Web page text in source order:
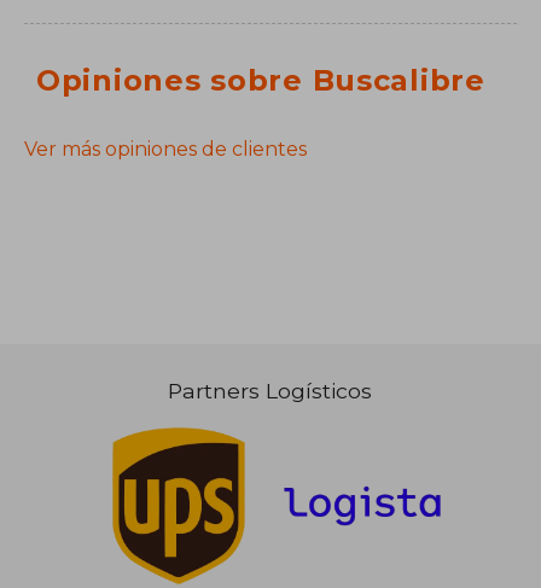
Opiniones sobre Buscalibre
Ver más opiniones de clientes
Partners Logísticos